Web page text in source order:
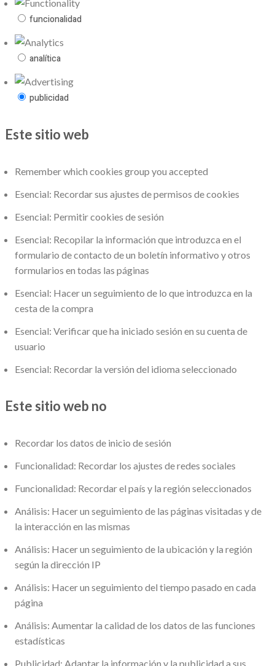
funcionalidad
analítica
publicidad
Este sitio web
Remember which cookies group you accepted
Esencial: Recordar sus ajustes de permisos de cookies
Esencial: Permitir cookies de sesión
Esencial: Recopilar la información que introduzca en el
formulario de contacto de un boletín informativo y otros
formularios en todas las páginas
Esencial: Hacer un seguimiento de lo que introduzca en la
cesta de la compra
Esencial: Verificar que ha iniciado sesión en su cuenta de
usuario
Esencial: Recordar la versión del idioma seleccionado
Este sitio web no
Recordar los datos de inicio de sesión
Funcionalidad: Recordar los ajustes de redes sociales
Funcionalidad: Recordar el país y la región seleccionados
Análisis: Hacer un seguimiento de las páginas visitadas y de
la interacción en las mismas
Análisis: Hacer un seguimiento de la ubicación y la región
según la dirección IP
Análisis: Hacer un seguimiento del tiempo pasado en cada
página
Análisis: Aumentar la calidad de los datos de las funciones
estadísticas
Publicidad: Adaptar la información y la publicidad a sus